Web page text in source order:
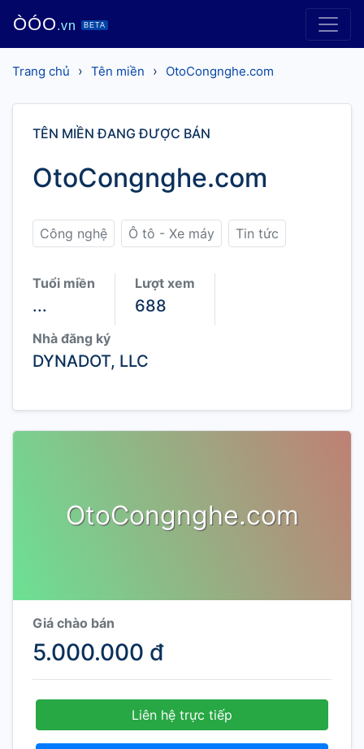
ÒÓO.vn BETA
Trang chủ › Tên miền › OtoCongnghe.com
TÊN MIỀN ĐANG ĐƯỢC BÁN
OtoCongnghe.com
Công nghệ Ô tô - Xe máy Tin tức
Tuổi miền
...
Lượt xem
688
Nhà đăng ký
DYNADOT, LLC
OtoCongnghe.com
Giá chào bán
5.000.000 đ
Liên hệ trực tiếp